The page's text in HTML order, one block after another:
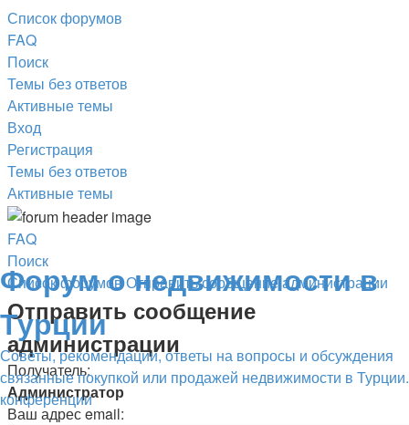
Список форумов
FAQ
Поиск
Темы без ответов
Активные темы
Вход
Регистрация
Темы без ответов
Активные темы
Форум о недвижимости в
Турции
Советы, рекомендации, ответы на вопросы и обсуждения
связанные покупкой или продажей недвижимости в Турции.
конференции
FAQ
Поиск
Список форумовОтправить сообщение администрации
Отправить сообщение
администрации
Получатель:
Администратор
Ваш адрес email: